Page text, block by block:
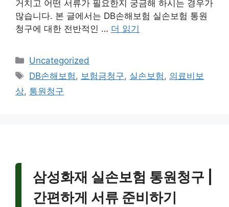
거치고 어떤 서류가 필요한지 궁금해 하시는 경우가
많습니다. 본 글에서는 DB손해보험 실손보험 통원
청구에 대한 전반적인 … 더 읽기
카
테
리
Uncategorized
태
그
DB손해보험, 보험금청구, 실손보험, 의료비보
상, 통원청구
삼성화재 실손보험 통원청구 |
간편하게 서류 준비하기